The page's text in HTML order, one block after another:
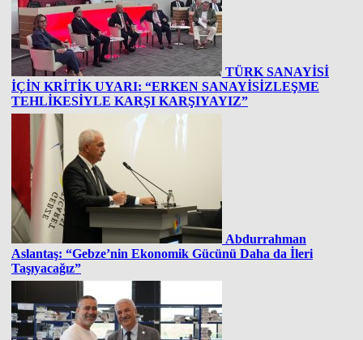
TÜRK SANAYİSİ
İÇİN KRİTİK UYARI: “ERKEN SANAYİSİZLEŞME
TEHLİKESİYLE KARŞI KARŞIYAYIZ”
Abdurrahman
Aslantaş: “Gebze’nin Ekonomik Gücünü Daha da İleri
Taşıyacağız”